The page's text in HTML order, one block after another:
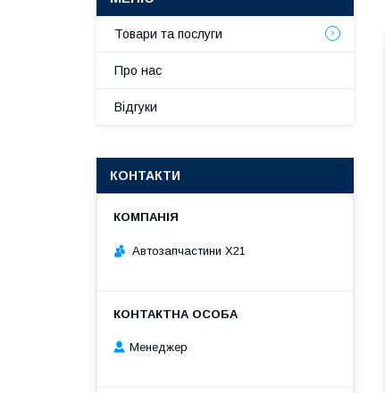
Товари та послуги
Про нас
Відгуки
КОНТАКТИ
Автозапчастини X21
Менеджер